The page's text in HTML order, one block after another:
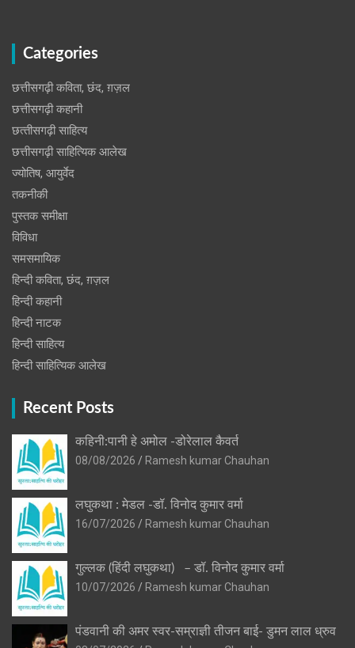
Categories
छत्तीसगढ़ी कविता, छंद, ग़ज़ल
छत्तीसगढ़ी कहानी
छत्‍तीसगढ़ी साहित्‍य
छत्तीसगढ़ी साहित्यिक आलेख
ज्योतिष, आयुर्वेद
तकनीकी
पुस्‍तक समीक्षा
विविधा
समसमायिक
हिन्दी कविता, छंद, ग़ज़ल
हिन्दी कहानी
हिन्‍दी नाटक
हिन्दी साहित्य
हिन्दी साहित्यिक आलेख
Recent Posts
कहिनी:पानी हे अमोल -डोरेलाल कैवर्त
08/08/2026
Ramesh kumar Chauhan
लघुकथा : मेडल -डॉ. विनोद कुमार वर्मा
16/07/2026
Ramesh kumar Chauhan
गुल्लक (हिंदी लघुकथा) – डॉ. विनोद कुमार वर्मा
10/07/2026
Ramesh kumar Chauhan
पंडवानी की अमर स्वर-सम्राज्ञी तीजन बाई- डुमन लाल ध्रुव